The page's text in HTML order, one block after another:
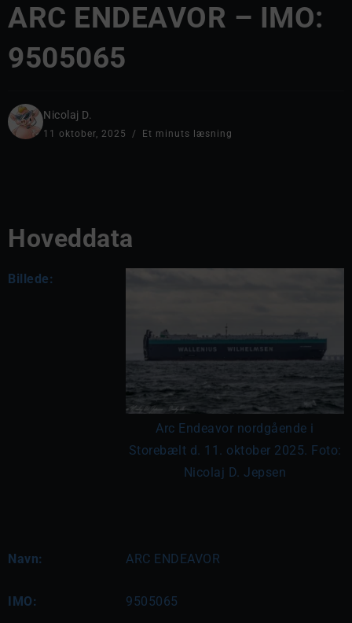
ARC ENDEAVOR – IMO:
9505065
Nicolaj D.
11 oktober, 2025 Et minuts læsning
Hoveddata
Billede:
Arc Endeavor nordgående i
Storebælt d. 11. oktober 2025. Foto:
Nicolaj D. Jepsen
Navn: ARC ENDEAVOR
IMO: 9505065